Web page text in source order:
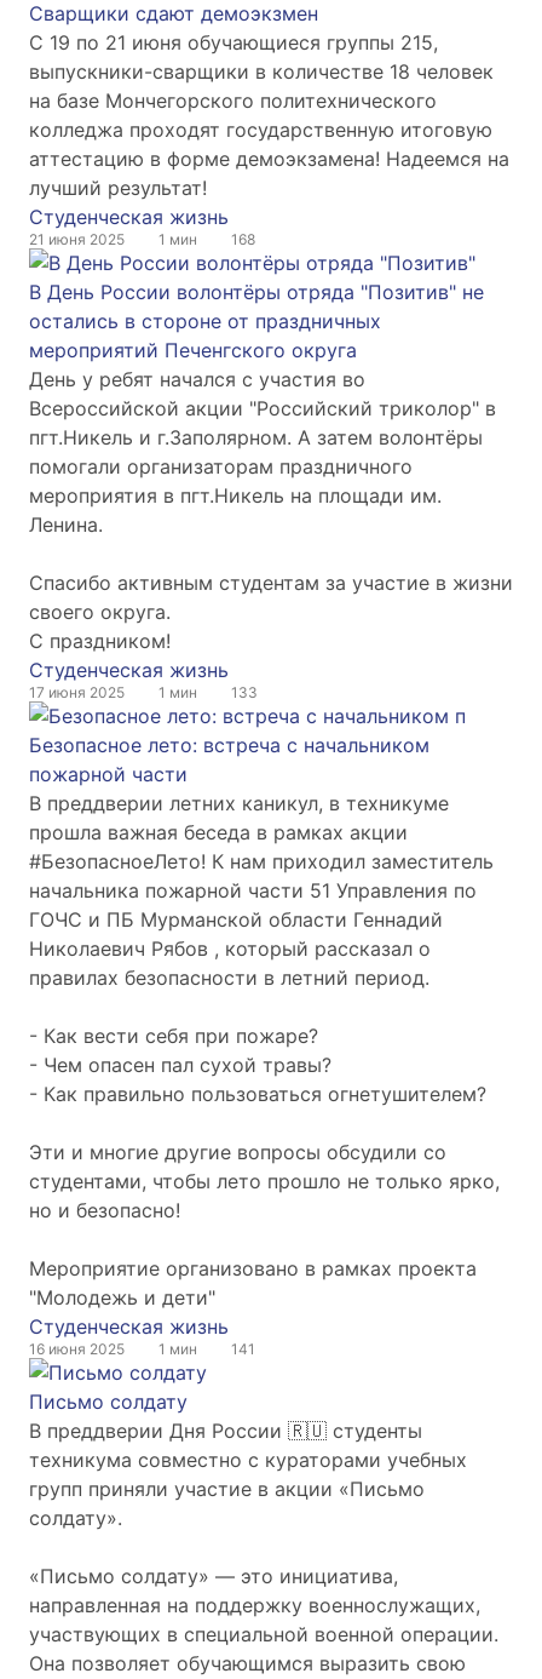
Сварщики сдают демоэкзмен
С 19 по 21 июня обучающиеся группы 215,
выпускники-сварщики в количестве 18 человек
на базе Мончегорского политехнического
колледжа проходят государственную итоговую
аттестацию в форме демоэкзамена! Надеемся на
лучший результат!
Студенческая жизнь
21 июня 2025 1 мин 168
В День России волонтёры отряда "Позитив" не
остались в стороне от праздничных
мероприятий Печенгского округа
День у ребят начался с участия во
Всероссийской акции "Российский триколор" в
пгт.Никель и г.Заполярном. А затем волонтёры
помогали организаторам праздничного
мероприятия в пгт.Никель на площади им.
Ленина.
Спасибо активным студентам за участие в жизни
своего округа.
С праздником!
Студенческая жизнь
17 июня 2025 1 мин 133
Безопасное лето: встреча с начальником
пожарной части
В преддверии летних каникул, в техникуме
прошла важная беседа в рамках акции
#БезопасноеЛето! К нам приходил заместитель
начальника пожарной части 51 Управления по
ГОЧС и ПБ Мурманской области Геннадий
Николаевич Рябов , который рассказал о
правилах безопасности в летний период.
- Как вести себя при пожаре?
- Чем опасен пал сухой травы?
- Как правильно пользоваться огнетушителем?
Эти и многие другие вопросы обсудили со
студентами, чтобы лето прошло не только ярко,
но и безопасно!
Мероприятие организовано в рамках проекта
"Молодежь и дети"
Студенческая жизнь
16 июня 2025 1 мин 141
Письмо солдату
В преддверии Дня России 🇷🇺 студенты
техникума совместно с кураторами учебных
групп приняли участие в акции «Письмо
солдату».
«Письмо солдату» — это инициатива,
направленная на поддержку военнослужащих,
участвующих в специальной военной операции.
Она позволяет обучающимся выразить свою